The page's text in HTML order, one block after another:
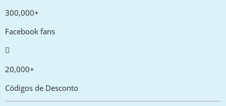
300,000+
Facebook fans
20,000+
Códigos de Desconto